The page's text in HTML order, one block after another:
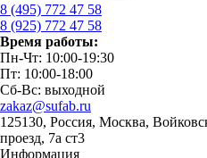
8 (495) 772 47 58
8 (925) 772 47 58
Время работы:
Пн-Чт: 10:00-19:30
Пт: 10:00-18:00
Сб-Вс: выходной
zakaz@sufab.ru
125130, Россия, Москва,
проезд, 7а ст3
Информация